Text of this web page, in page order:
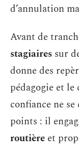
d’annulation
Avant de
stagiaires sur
donne des
pédagogie et
confiance ne
points : il
routière et